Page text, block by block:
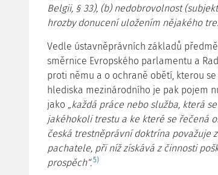
Belgii, § 33), (b) nedobrovolnost
hrozby donucení uložením nějakého
Vedle ústavněprávních základů
směrnice Evropského parlamentu a
proti němu a o ochraně obětí, kterou
hlediska mezinárodního je pak pojem
jako „každá práce nebo služba, která
jakéhokoli trestu a ke které se řečená
česká trestněprávní doktrína považuje
pachatele, při níž získává z činnosti
prospěch“.5)